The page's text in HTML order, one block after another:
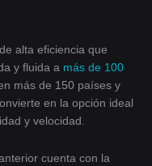
alta eficiencia que
y fluida a más de 100
más de 150 países y
en la opción ideal
y velocidad.
cuenta con la